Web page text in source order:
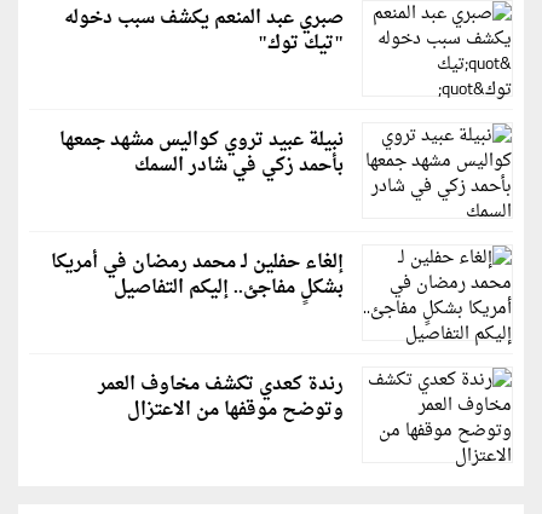
صبري عبد المنعم يكشف سبب دخوله
"تيك توك"
نبيلة عبيد تروي كواليس مشهد جمعها
بأحمد زكي في شادر السمك
إلغاء حفلين لـ محمد رمضان في أمريكا
بشكلٍ مفاجئ.. إليكم التفاصيل
رندة كعدي تكشف مخاوف العمر
وتوضح موقفها من الاعتزال